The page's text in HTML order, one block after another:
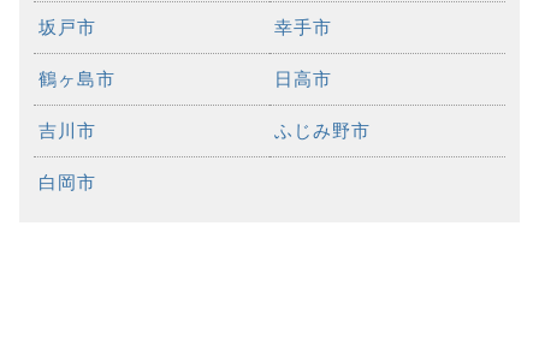
坂戸市 幸手市
鶴ヶ島市 日高市
吉川市 ふじみ野市
白岡市